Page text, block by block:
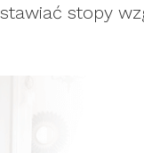
stopy